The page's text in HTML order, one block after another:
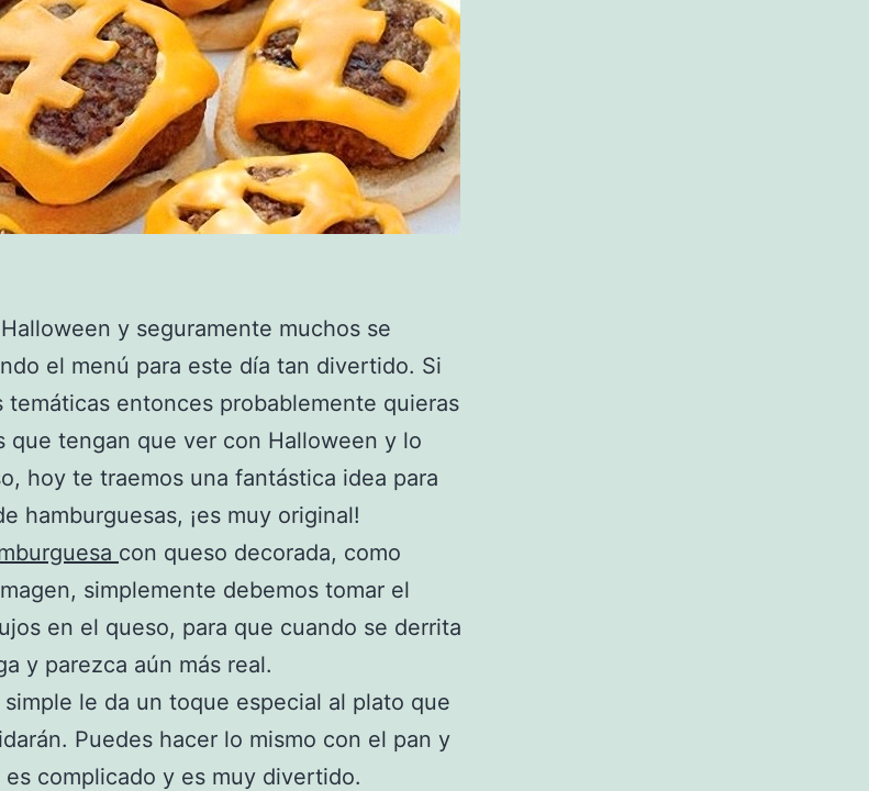
y seguramente muchos se
el menú para este día tan divertido. Si
temáticas entonces probablemente quieras
que tengan que ver con Halloween y lo
hoy te traemos una fantástica idea para
hamburguesas, ¡es muy original!
con queso decorada, como
simplemente debemos tomar el
en el queso, para que cuando se derrita
y parezca aún más real.
le da un toque especial al plato que
Puedes hacer lo mismo con el pan y
complicado y es muy divertido.